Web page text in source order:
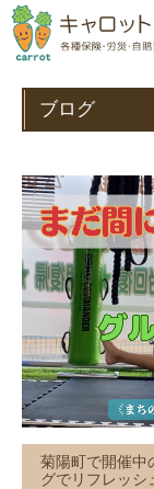
ブログ
菊陽町で開催中
グでリフレッシ